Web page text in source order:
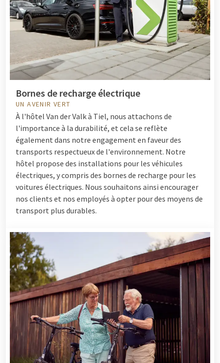
Bornes de recharge électrique
UN AVENIR VERT
À l'hôtel Van der Valk à Tiel, nous attachons de
l'importance à la durabilité, et cela se reflète
également dans notre engagement en faveur des
transports respectueux de l'environnement. Notre
hôtel propose des installations pour les véhicules
électriques, y compris des bornes de recharge pour les
voitures électriques. Nous souhaitons ainsi encourager
nos clients et nos employés à opter pour des moyens de
transport plus durables.